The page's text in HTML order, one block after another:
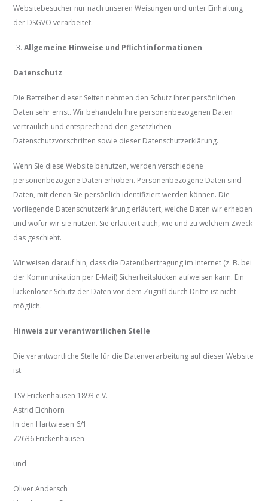
Websitebesucher nur nach unseren Weisungen und unter Einhaltung
der DSGVO verarbeitet.
Allgemeine Hinweise und Pflicht­informationen
Datenschutz
Die Betreiber dieser Seiten nehmen den Schutz Ihrer persönlichen
Daten sehr ernst. Wir behandeln Ihre personenbezogenen Daten
vertraulich und entsprechend den gesetzlichen
Datenschutzvorschriften sowie dieser Datenschutzerklärung.
Wenn Sie diese Website benutzen, werden verschiedene
personenbezogene Daten erhoben. Personenbezogene Daten sind
Daten, mit denen Sie persönlich identifiziert werden können. Die
vorliegende Datenschutzerklärung erläutert, welche Daten wir erheben
und wofür wir sie nutzen. Sie erläutert auch, wie und zu welchem Zweck
das geschieht.
Wir weisen darauf hin, dass die Datenübertragung im Internet (z. B. bei
der Kommunikation per E-Mail) Sicherheitslücken aufweisen kann. Ein
lückenloser Schutz der Daten vor dem Zugriff durch Dritte ist nicht
möglich.
Hinweis zur verantwortlichen Stelle
Die verantwortliche Stelle für die Datenverarbeitung auf dieser Website
ist:
TSV Frickenhausen 1893 e.V.
Astrid Eichhorn
In den Hartwiesen 6/1
72636 Frickenhausen
und
Oliver Andersch